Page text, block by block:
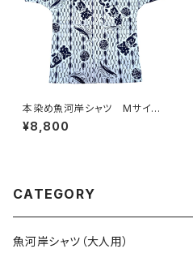
本染め魚河岸シャツ Mサイ
ズ 認定証付き 木綿晒 立涌
カツヲ×伝統魚河岸柄 白×
¥8,800
CATEGORY
魚河岸シャツ（大人用）